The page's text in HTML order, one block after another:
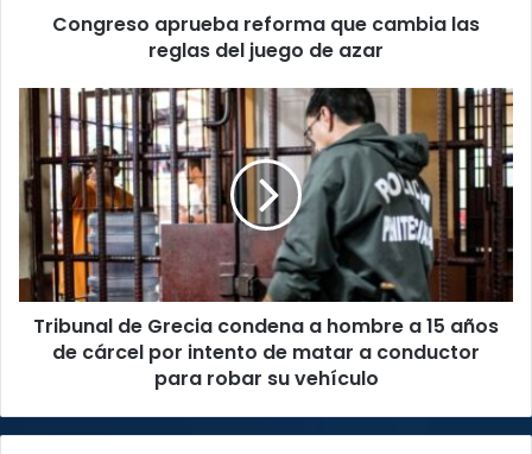
Congreso aprueba reforma que cambia las
reglas del juego de azar
Tribunal
de
Grecia
condena
hombre
a
15
años
de
cárcel
de
Tribunal de Grecia condena a hombre a 15 años
de cárcel por intento de matar a conductor
para robar su vehículo